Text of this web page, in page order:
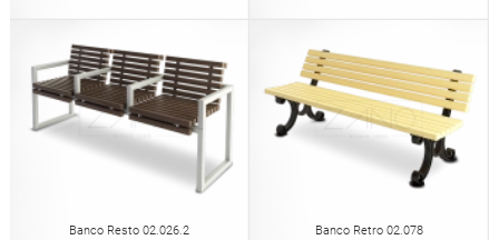
Banco Resto 02.026.2 Banco Retro 02.078